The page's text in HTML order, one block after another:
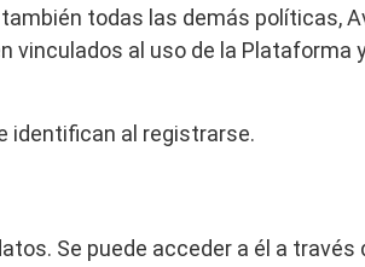
todas las demás políticas,
al uso de la Plataforma
identifican al registrarse.
Se puede acceder a él a través